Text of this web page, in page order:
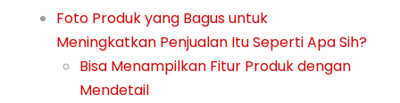
Foto Produk yang Bagus untuk
Meningkatkan Penjualan Itu Seperti Apa Sih?
Bisa Menampilkan Fitur Produk dengan
Mendetail